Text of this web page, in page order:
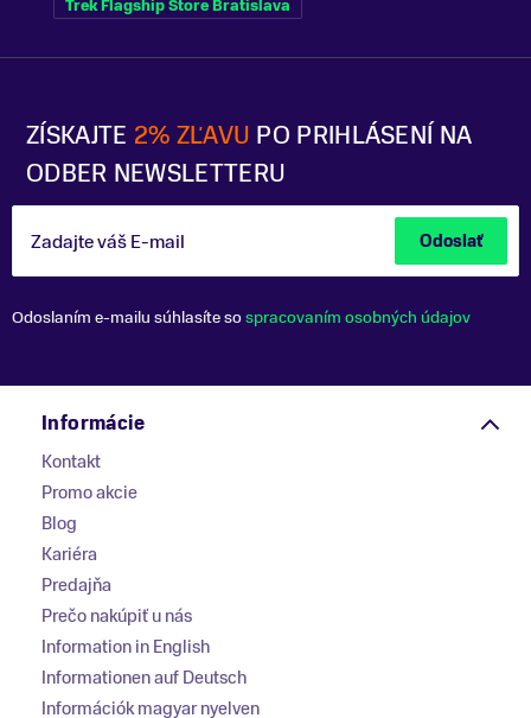
ZÍSKAJTE 2% ZĽAVU PO PRIHLÁSENÍ NA
ODBER NEWSLETTERU
Zadajte váš E-mail Odoslať
Odoslaním e-mailu súhlasíte sospracovaním osobných údajov
Trek Flagship Store Bratislava
Informácie
Kontakt
Promo akcie
Blog
Kariéra
Predajňa
Prečo nakúpiť u nás
Information in English
Informationen auf Deutsch
Információk magyar nyelven